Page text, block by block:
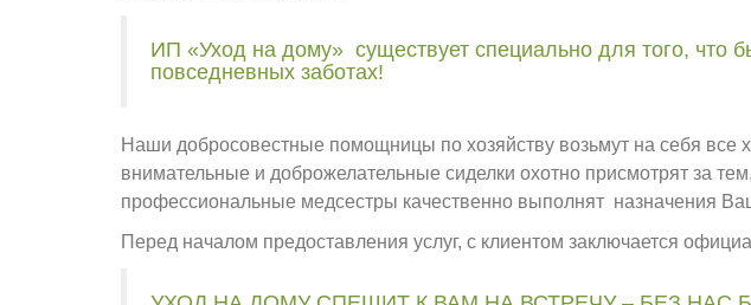
ИП «Уход на дому» существует специально для того, что
повседневных заботах!
Наши добросовестные помощницы по хозяйству возьмут на себя все
внимательные и доброжелательные сиделки охотно присмотрят за
профессиональные медсестры качественно выполнят назначения
Перед началом предоставления услуг, с клиентом заключается